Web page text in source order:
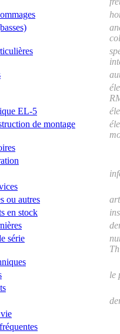
EL-5
de montage
ou autres
en stock
série
le